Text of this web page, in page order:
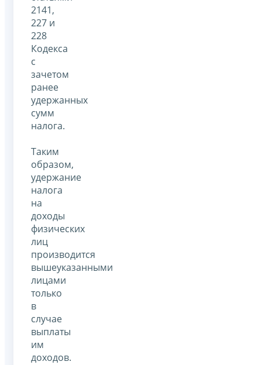
2141,
227 и
228
Кодекса
с
зачетом
ранее
удержанных
сумм
налога.
Таким
образом,
удержание
налога
на
доходы
физических
лиц
производится
вышеуказанными
лицами
только
в
случае
выплаты
им
доходов.